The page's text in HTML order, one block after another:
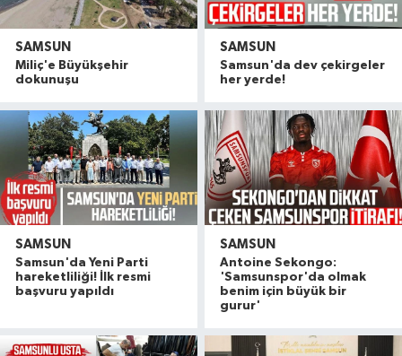
SAMSUN
Miliç'e Büyükşehir
dokunuşu
SAMSUN
Samsun'da dev çekirgeler
her yerde!
SAMSUN
Samsun'da Yeni Parti
hareketliliği! İlk resmi
başvuru yapıldı
SAMSUN
Antoine Sekongo:
'Samsunspor'da olmak
benim için büyük bir
gurur'